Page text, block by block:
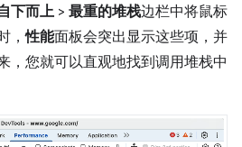
下而上 > 最重的堆栈边栏中将鼠标
，性能面板会突出显示这些项，并
，您就可以直观地找到调用堆栈中